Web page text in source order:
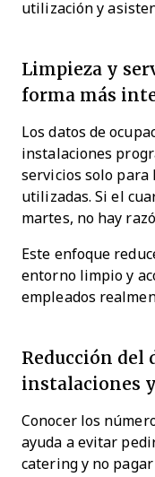
utilización y
Limpieza y
forma más
Los datos de
instalaciones
servicios solo para
utilizadas. Si el
martes, no hay
Este enfoque
entorno limpio y
empleados
Reducción del
instalaciones
Conocer los
ayuda a evitar
catering y no